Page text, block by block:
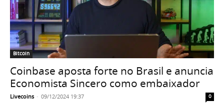
Bitcoin
Coinbase aposta forte no Brasil e anuncia
Economista Sincero como embaixador
Livecoins - 09/12/2024 19:37 0